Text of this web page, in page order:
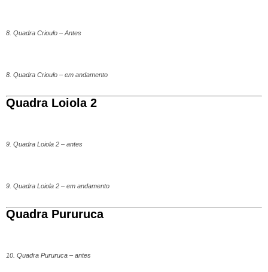
8. Quadra Crioulo – Antes
8. Quadra Crioulo – em andamento
Quadra Loiola 2
9. Quadra Loiola 2 – antes
9. Quadra Loiola 2 – em andamento
Quadra Pururuca
10. Quadra Pururuca – antes